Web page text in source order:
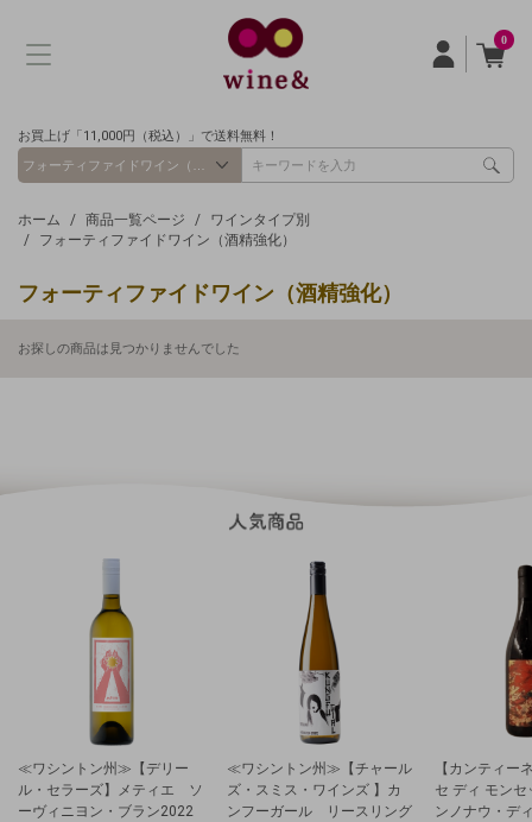
0
お買上げ「11,000円（税込）」で送料無料！
ホーム 商品一覧ページ
ワインタイプ別
フォーティファイドワイン（酒精強化）
フォーティファイドワイン（酒精強化）
お探しの商品は見つかりませんでした
≪ワシントン州≫【デリー
ル・セラーズ】メティエ ソ
ーヴィニヨン・ブラン2022
≪ワシントン州≫【チャール
ズ・スミス・ワインズ 】カ
ンフーガール リースリング
【カンティー
セ ディ モン
ンノナウ・デ